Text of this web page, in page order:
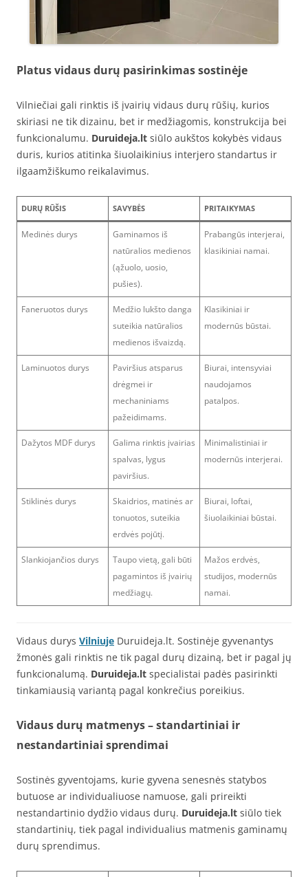
Platus vidaus durų pasirinkimas sostinėje
Vilniečiai gali rinktis iš įvairių vidaus durų rūšių, kurios
skiriasi ne tik dizainu, bet ir medžiagomis, konstrukcija bei
funkcionalumu. Duruideja.lt siūlo aukštos kokybės vidaus
duris, kurios atitinka šiuolaikinius interjero standartus ir
ilgaamžiškumo reikalavimus.
DURŲ RŪŠIS SAVYBĖS PRITAIKYMAS
Medinės durys
Gaminamos iš
natūralios medienos
(ąžuolo, uosio,
pušies).
Prabangūs interjerai,
klasikiniai namai.
Faneruotos durys
Medžio lukšto danga
suteikia natūralios
medienos išvaizdą.
Klasikiniai ir
modernūs būstai.
Laminuotos durys
Paviršius atsparus
drėgmei ir
mechaniniams
pažeidimams.
Biurai, intensyviai
naudojamos
patalpos.
Dažytos MDF durys
Galima rinktis įvairias
spalvas, lygus
paviršius.
Minimalistiniai ir
modernūs interjerai.
Stiklinės durys
Skaidrios, matinės ar
tonuotos, suteikia
erdvės pojūtį.
Biurai, loftai,
šiuolaikiniai būstai.
Slankiojančios durys
Taupo vietą, gali būti
pagamintos iš įvairių
medžiagų.
Mažos erdvės,
studijos, modernūs
namai.
Vidaus durys Vilniuje Duruideja.lt. Sostinėje gyvenantys
žmonės gali rinktis ne tik pagal durų dizainą, bet ir pagal jų
funkcionalumą. Duruideja.lt specialistai padės pasirinkti
tinkamiausią variantą pagal konkrečius poreikius.
Vidaus durų matmenys – standartiniai ir
nestandartiniai sprendimai
Sostinės gyventojams, kurie gyvena senesnės statybos
butuose ar individualiuose namuose, gali prireikti
nestandartinio dydžio vidaus durų. Duruideja.lt siūlo tiek
standartinių, tiek pagal individualius matmenis gaminamų
durų sprendimus.